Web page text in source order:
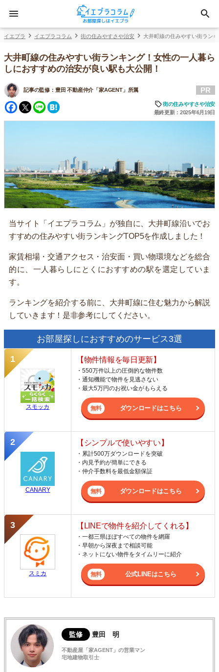
イエプラ イエプラコラム 街の住みやすさや治安 大井町線の住みやすい街ラン
大井町線の住みやすい街ランキング！女性の一人暮ら
しにおすすめの治安が良い駅も大公開！
記事の監修： 豊田 不動産仲介「家AGENT」所属
Facebook
Twitter
Line
PR
街の住みやすさや治安
最終更新：2025年6月19日
当サイト「イエプラコラム」が独自に、大井町線沿いでお
すすめの住みやすい街ランキングTOP5を作成しました！
家賃相場・交通アクセス・治安面・買い物環境などを総合
的に、一人暮らしにとくにおすすめの駅を選定していま
す。
ランキングを紹介する前に、大井町線に住む魅力から解説
していきます！是非参考にしてください。
お部屋探しにおすすめのサービス3選
スモッカ
【物件情報を毎日更新】
・550万件以上の圧倒的な物件数
・通知機能で物件を見逃さない
・最大5万円のお祝い金がもらえる
ダウンロードはこちら
CANARY
【シンプルで使いやすい】
・累計500万ダウンロードを突破
・内見予約が簡単にできる
・仲介手数料を最低金額保証
ダウンロードはこちら
スミカ
【LINEで物件を紹介してくれる】
・一都三県ほぼすべての物件を網羅
・早朝から深夜まで相談可能
・ネットにない物件をタイムリーに紹介
公式LINEはこちら
監修 豊田 明
不動産屋「家AGENT」の営業マン
宅地建物取引士